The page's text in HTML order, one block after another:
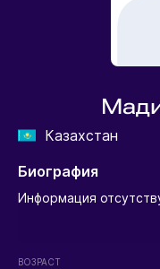
Казахстан
Биография
Информация
ВОЗРАСТ